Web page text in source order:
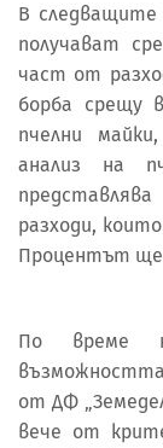
В
получават
част от
борба срещу
пчелни
анализ на
разходи,
Процентът ще
По време
от ДФ
вече от